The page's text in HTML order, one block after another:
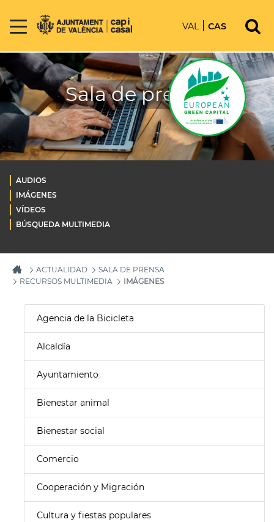
VAL CAS
Sala de prensa
AUDIOS
IMÁGENES
VÍDEOS
BÚSQUEDA MULTIMEDIA
ACTUALIDAD
SALA DE PRENSA
RECURSOS MULTIMEDIA
IMÁGENES
Agencia de la Bicicleta
Alcaldía
Ayuntamiento
Bienestar animal
Bienestar social
Comercio
Cooperación y Migración
Cultura y fiestas populares